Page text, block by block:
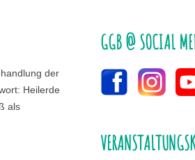
der
Heilerde
als
GGB @ SOCIAL